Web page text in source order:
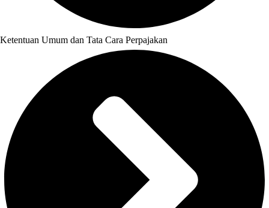
Ketentuan Umum dan Tata Cara Perpajakan